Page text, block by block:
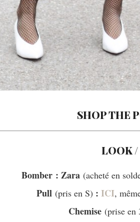
SHOP THE
LOOK /
Bomber : Zara (acheté en
Pull (pris en S) : ICI,
Chemise (prise en